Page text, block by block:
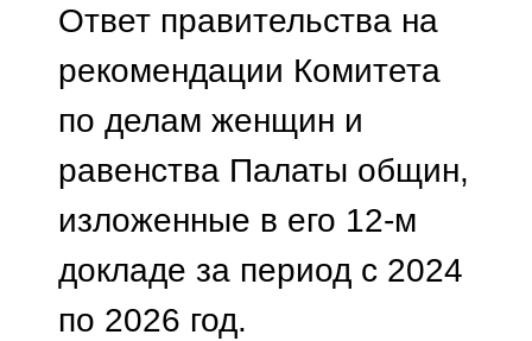
Ответ правительства на
рекомендации Комитета
по делам женщин и
равенства Палаты общин,
изложенные в его 12-м
докладе за период с 2024
по 2026 год.